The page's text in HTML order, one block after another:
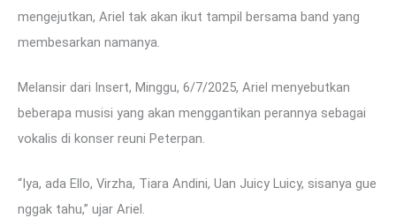
mengejutkan, Ariel tak akan ikut tampil bersama band yang
membesarkan namanya.
Melansir dari Insert, Minggu, 6/7/2025, Ariel menyebutkan
beberapa musisi yang akan menggantikan perannya sebagai
vokalis di konser reuni Peterpan.
“Iya, ada Ello, Virzha, Tiara Andini, Uan Juicy Luicy, sisanya gue
nggak tahu,” ujar Ariel.